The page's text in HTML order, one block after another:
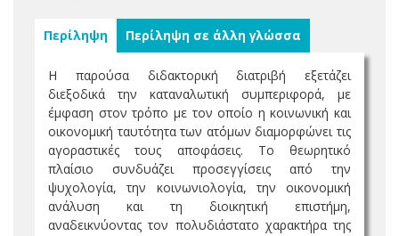
Περίληψη Περίληψη σε άλλη γλώσσα
Η παρούσα διδακτορική διατριβή εξετάζει
διεξοδικά την καταναλωτική συμπεριφορά, με
έμφαση στον τρόπο με τον οποίο η κοινωνική και
οικονομική ταυτότητα των ατόμων διαμορφώνει τις
αγοραστικές τους αποφάσεις. Το θεωρητικό
πλαίσιο συνδυάζει προσεγγίσεις από την
ψυχολογία, την κοινωνιολογία, την οικονομική
ανάλυση και τη διοικητική επιστήμη,
αναδεικνύοντας τον πολυδιάστατο χαρακτήρα της